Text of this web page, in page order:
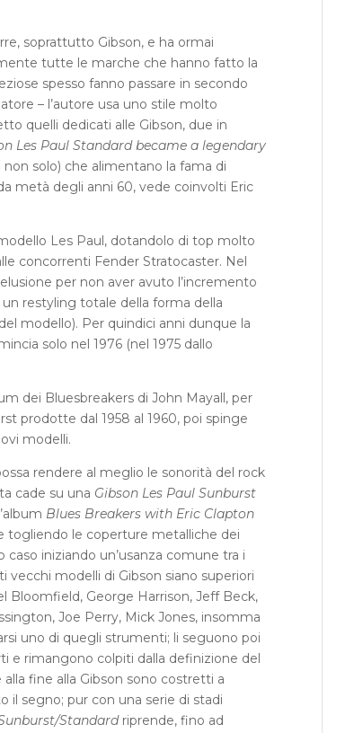
soprattutto Gibson, e ha ormai
tutte le marche che hanno fatto la
spesso fanno passare in secondo
– l’autore usa uno stile molto
quelli dedicati alle Gibson, due in
Les Paul Standard became a legendary
solo) che alimentano la fama di
metà degli anni 60, vede coinvolti Eric
Les Paul, dotandolo di top molto
concorrenti Fender Stratocaster. Nel
per non aver avuto l’incremento
restyling totale della forma della
modello). Per quindici anni dunque la
solo nel 1976 (nel 1975 dallo
dei Bluesbreakers di John Mayall, per
prodotte dal 1958 al 1960, poi spinge
modelli.
rendere al meglio le sonorità del rock
cade su una Gibson Les Paul Sunburst
Blues Breakers with Eric Clapton
togliendo le coperture metalliche dei
iniziando un’usanza comune tra i
modelli di Gibson siano superiori
Bloomfield, George Harrison, Jeff Beck,
Joe Perry, Mick Jones, insomma
uno di quegli strumenti; li seguono poi
e rimangono colpiti dalla definizione del
fine alla Gibson sono costretti a
il segno; pur con una serie di stadi
Standardriprende, fino ad